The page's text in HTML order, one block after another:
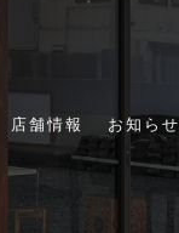
店舗情報 お知らせ